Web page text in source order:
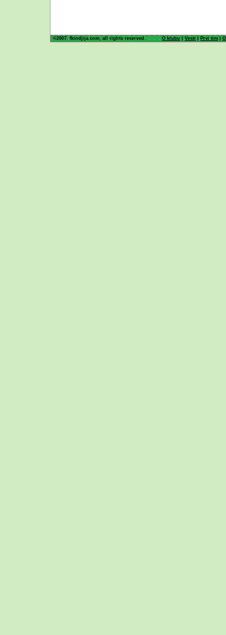
©2007. fkindjija.com, all rights reserved. O klubu |Vesti | Prvi tim |